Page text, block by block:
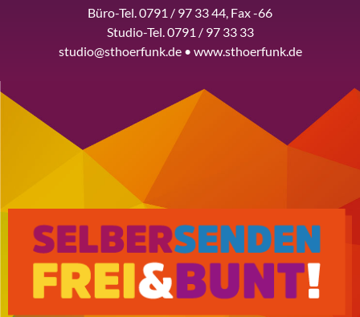
Büro-Tel. 0791 / 97 33 44, Fax -66
Studio-Tel. 0791 / 97 33 33
studio@sthoerfunk.de • www.sthoerfunk.de